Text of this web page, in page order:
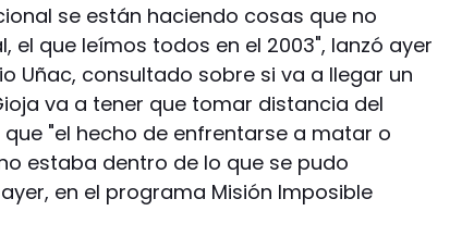
se están haciendo cosas que no
el que leímos todos en el 2003", lanzó ayer
Uñac, consultado sobre si va a llegar un
va a tener que tomar distancia del
"el hecho de enfrentarse a matar o
estaba dentro de lo que se pudo
en el programa Misión Imposible